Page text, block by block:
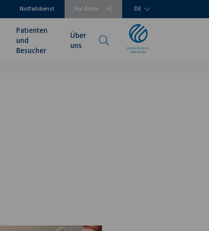
Für Ärzte
Notfalldienst DE
Patienten
und
Besucher
Über
uns